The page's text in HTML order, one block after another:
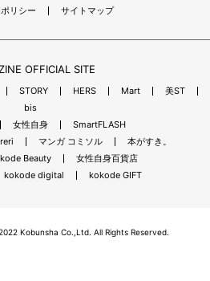
リシー
サイトマップ
OFFICIAL SITE
STORY HERS Mart
美ST
bis
女性自身
SmartFLASH
マンガ コミソル
本がすき。
Beauty
女性自身百貨店
kokode digital kokode GIFT
Kobunsha Co.,Ltd. All Rights Reserved.